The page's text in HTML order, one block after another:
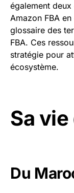
également
Amazon FBA
glossaire des
FBA. Ces
stratégie pour
écosystème.
Sa vie
Du